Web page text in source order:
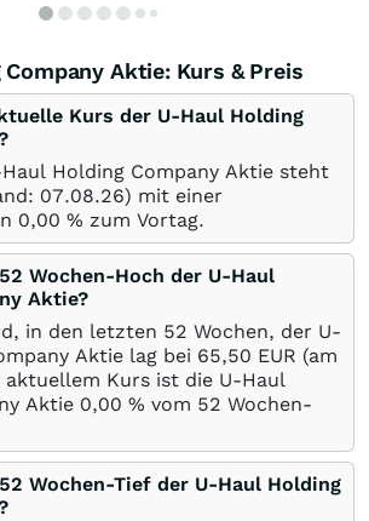
Aktie: Kurs & Preis
Kurs der U-Haul Holding
Holding Company Aktie steht
07.08.26) mit einer
0,00 % zum Vortag.
Wochen-Hoch der U-Haul
Aktie?
in den letzten 52 Wochen, der U-
Aktie lag bei 65,50 EUR (am
Kurs ist die U-Haul
Aktie 0,00 % vom 52 Wochen-
Wochen-Tief der U-Haul Holding